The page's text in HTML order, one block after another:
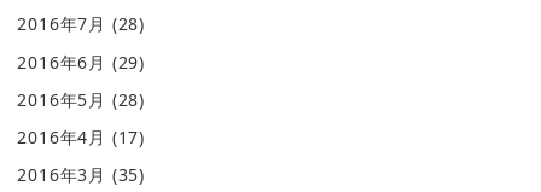
2016年7月 (28)
2016年6月 (29)
2016年5月 (28)
2016年4月 (17)
2016年3月 (35)